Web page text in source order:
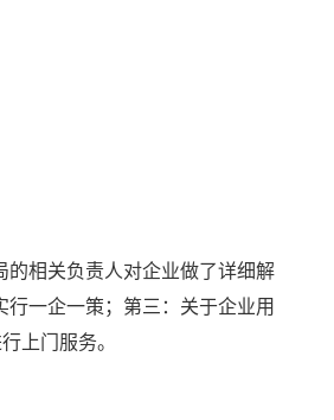
相关负责人对企业做了详细解
一企一策；第三：关于企业用
上门服务。